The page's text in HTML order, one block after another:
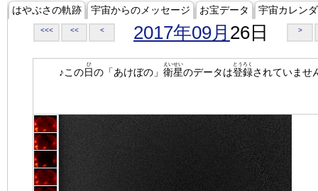
はやぶさの軌跡 宇宙からのメッセージ お宝データ 宇宙カレン
<<< << < 2017年09月 26日 >
♪この日
ひ
の「あけぼの」 衛星
えいせい
のデータは登録
とうろく
されていませ